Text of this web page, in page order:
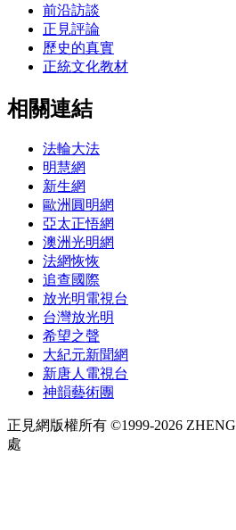
前沿訪談
正見評論
歷史的真實
正統文化教材
相關連結
法輪大法
明慧網
新生網
歐洲圓明網
亞太正悟網
澳洲光明網
法網恢恢
追查國際
放光明電視台
台灣放光明
希望之聲
大紀元新聞網
新唐人電視台
神韻藝術團
正見網版權所有 ©1999-2026
處